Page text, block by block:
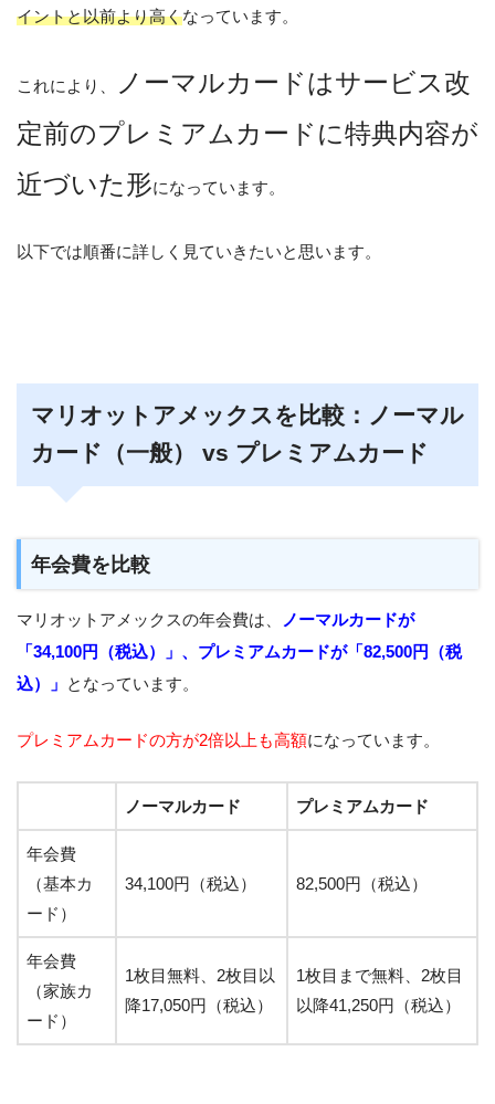
イントと以前より高くなっています。
これにより、
ノーマルカードはサービス改
定前のプレミアムカードに特典内容が
近づいた形になっています。
以下では順番に詳しく見ていきたいと思います。
マリオットアメックスを比較：ノーマル
カード（一般） vs プレミアムカード
年会費を比較
マリオットアメックスの年会費は、
ノーマルカードが
「34,100円（税込）」、プレミアムカードが「82,500円（税
込）」 となっています。
プレミアムカードの方が2倍以上も高額になっています。
ノーマルカード プレミアムカード
年会費
（基本カ
ード）
34,100円（税込） 82,500円（税込）
年会費
（家族カ
ード）
1枚目無料、2枚目以
降17,050円（税込）
1枚目まで無料、2枚目
以降41,250円（税込）